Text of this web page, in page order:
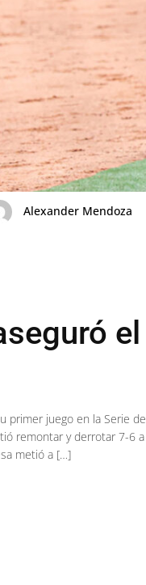
Alexander Mendoza
el
primer juego en la Serie de
remontar y derrotar 7-6 a
metió a […]